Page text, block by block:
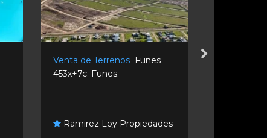
Venta de Terrenos Funes
453x+7c. Funes.
Ramirez Loy Propiedades